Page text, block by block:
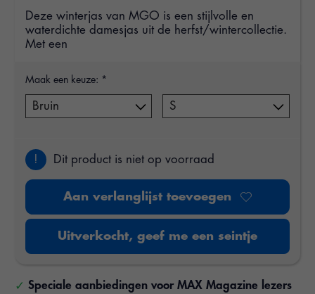
Deze winterjas van MGO is een stijlvolle en
waterdichte damesjas uit de herfst/wintercollectie.
Met een
Maak een keuze: *
! Dit product is niet op voorraad
Aan verlanglijst toevoegen
Uitverkocht, geef me een seintje
Speciale aanbiedingen voor MAX Magazine lezers